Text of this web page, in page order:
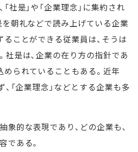
社是」や「企業理念」に集約され
を朝礼などで読み上げている企業
ることができる従業員は、そうは
社是は、企業の在り方の指針であ
められていることもある。近年
、「企業理念」などとする企業も多
的な表現であり、どの企業も、
である。